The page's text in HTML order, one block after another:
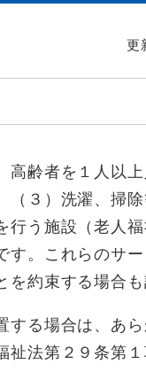
更
齢者を１人以
（３）洗濯、掃
行う施設（老人
す。これらのサ
約束する場合も
る場合は、あ
法第２９条第１